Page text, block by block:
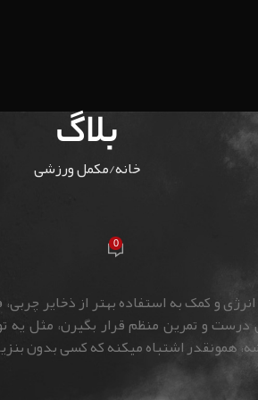
بلاگ
خانه مکمل ورزشی
و آیا واقعا مؤثرند؟
0
و کمک به استفاده بهتر از ذخایر
درست و تمرین منظم قرار بگیرن، مثل یه
همونقدر اشتباه میکنه که کسی بدون